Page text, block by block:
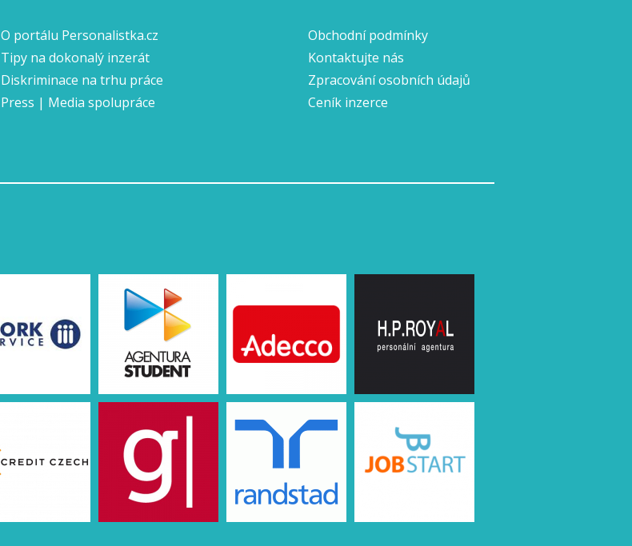
O portálu Personalistka.cz
Tipy na dokonalý inzerát
Diskriminace na trhu práce
Press | Media spolupráce
Obchodní podmínky
Kontaktujte nás
Zpracování osobních údajů
Ceník inzerce